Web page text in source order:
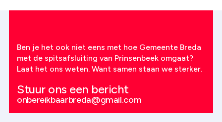
Ben je het ook niet eens met hoe Gemeente Breda
met de spitsafsluiting van Prinsenbeek omgaat?
Laat het ons weten. Want samen staan we sterker.
Stuur ons een bericht
onbereikbaarbreda@gmail.com